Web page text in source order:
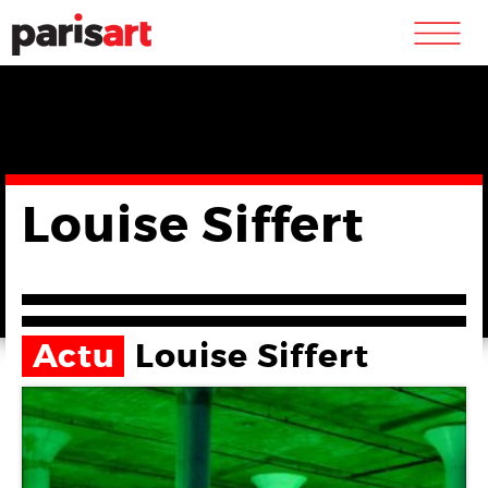
m
Louise Siffert
Actu Louise Siffert